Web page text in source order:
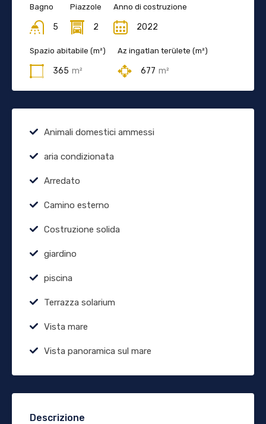
Bagno
5
Piazzole
2
Anno di costruzione
2022
Spazio abitabile (m²)
365 m²
Az ingatlan területe (m²)
677 m²
Animali domestici ammessi
aria condizionata
Arredato
Camino esterno
Costruzione solida
giardino
piscina
Terrazza solarium
Vista mare
Vista panoramica sul mare
Descrizione